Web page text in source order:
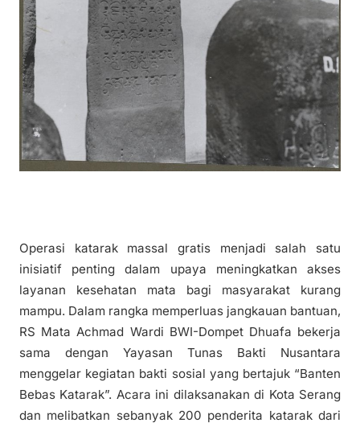
Operasi katarak massal gratis menjadi salah satu
inisiatif penting dalam upaya meningkatkan akses
layanan kesehatan mata bagi masyarakat kurang
mampu. Dalam rangka memperluas jangkauan bantuan,
RS Mata Achmad Wardi BWI-Dompet Dhuafa bekerja
sama dengan Yayasan Tunas Bakti Nusantara
menggelar kegiatan bakti sosial yang bertajuk “Banten
Bebas Katarak”. Acara ini dilaksanakan di Kota Serang
dan melibatkan sebanyak 200 penderita katarak dari